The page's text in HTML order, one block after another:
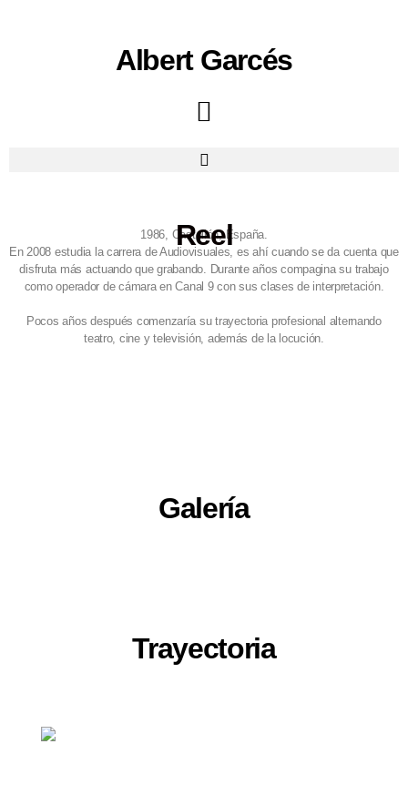
Albert Garcés
1986, Castellón, España.
En 2008 estudia la carrera de Audiovisuales, es ahí cuando se da cuenta que
disfruta más actuando que grabando. Durante años compagina su trabajo
como operador de cámara en Canal 9 con sus clases de interpretación.
Pocos años después comenzaría su trayectoria profesional alternando
teatro, cine y televisión, además de la locución.
Reel
Galería
Trayectoria